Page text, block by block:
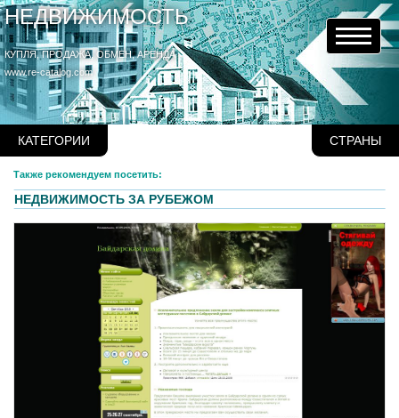
НЕДВИЖИМОСТЬ
КУПЛЯ, ПРОДАЖА, ОБМЕН, АРЕНДА
www.re-catalog.com
КАТЕГОРИИ СТРАНЫ
Также рекомендуем посетить:
НЕДВИЖИМОСТЬ ЗА РУБЕЖОМ